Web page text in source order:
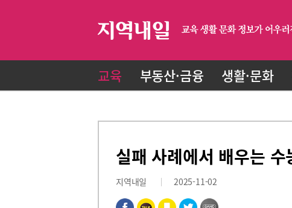
교육 부동산·금융 생활·문화
실패 사례에서 배우는
지역내일 2025-11-02